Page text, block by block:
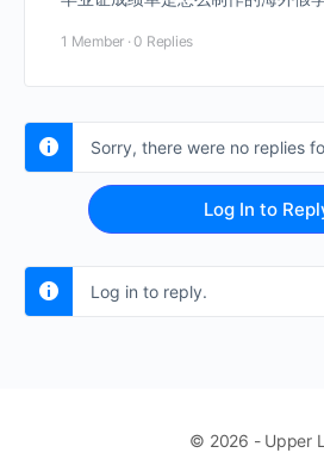
1 Member · 0 Replies
Sorry, there were no replies
Log In to
Log in to reply.
© 2026 - Upper